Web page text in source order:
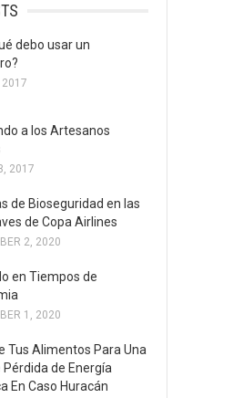
debo usar un
2017
a los Artesanos
2017
de Bioseguridad en las
de Copa Airlines
2, 2020
en Tiempos de
1, 2020
Tus Alimentos Para Una
Pérdida de Energía
En Caso Huracán